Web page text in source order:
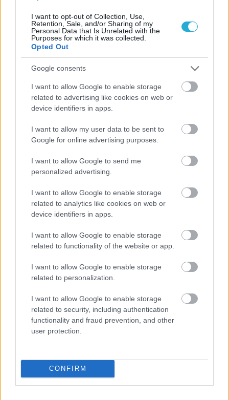
I want to opt-out of Collection, Use,
Retention, Sale, and/or Sharing of my
Personal Data that Is Unrelated with the
Purposes for which it was collected.
Opted Out
Google consents
I want to allow Google to enable storage
related to advertising like cookies on web or
device identifiers in apps.
I want to allow my user data to be sent to
Google for online advertising purposes.
I want to allow Google to send me
personalized advertising.
I want to allow Google to enable storage
related to analytics like cookies on web or
device identifiers in apps.
I want to allow Google to enable storage
related to functionality of the website or app.
I want to allow Google to enable storage
related to personalization.
I want to allow Google to enable storage
related to security, including authentication
functionality and fraud prevention, and other
user protection.
CONFIRM
ΡΟΗ ΕΙΔΗΣΕΩΝ
Φοίνικας Σύρου: Ο Δεναξάς άμεσος συνεργάτης του
Χατζηαντωνίου
Δείπνο της ΕΟΠΕ προς τιμήν του Ισίδωρου Κούβελου
παρουσία των Εθνικών ομάδων
07/08/2026
«Αντίο» με ήττα για τις διεθνείς μας στο τουρνουά του
Το πάλεψε μέχρι τέλους η Εθνική γυναικών κόντρα
στην Ιταλία Β’
06/08/2026
Η FIVB σχεδιάζει να διοργανώσει το Παγκόσμιο
Πρωτάθλημα τον Δεκέμβριο – Αντιδρούν οι σύλλογοι
06/08/2026
Έτοιμη για… υψηλές πτήσεις η Μπενφίκα του Ψάρρα
με τον «Ιπτάμενο Ολλανδό» Βίλτενμπουργκ